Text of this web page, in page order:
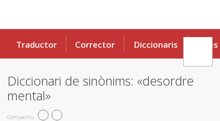
Traductor Corrector Diccionaris Eines
Diccionari de sinònims: «desordre
mental»
Compartiu